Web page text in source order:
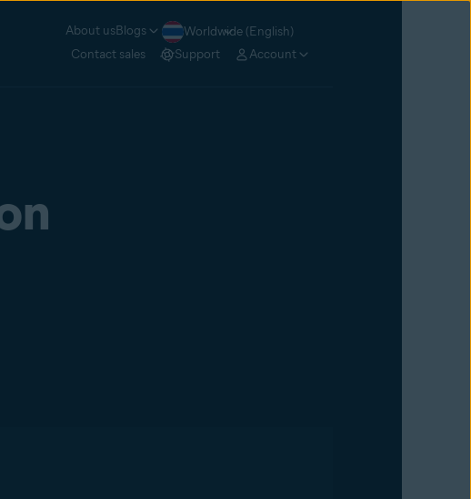
About usBlogs
Worldwide (English)
Contact sales Support Account